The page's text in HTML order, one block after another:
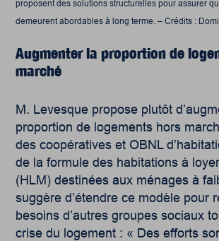
proposent des solutions structurelles pour assurer
demeurent abordables à long terme. – Crédits :
Augmenter la proportion de
marché
M. Levesque propose plutôt
proportion de logements hors
des coopératives et OBNL
de la formule des habitations à
(HLM) destinées aux ménages à
suggère d’étendre ce modèle pour
besoins d’autres groupes sociaux
crise du logement : « Des efforts